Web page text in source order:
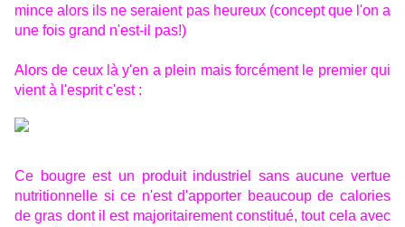
mince alors ils ne seraient pas heureux (concept que l'on a
une fois grand n'est-il pas!)
Alors de ceux là y'en a plein mais forcément le premier qui
vient à l'esprit c'est :
Ce bougre est un produit industriel sans aucune vertue
nutritionnelle si ce n'est d'apporter beaucoup de calories
de gras dont il est majoritairement constitué, tout cela avec